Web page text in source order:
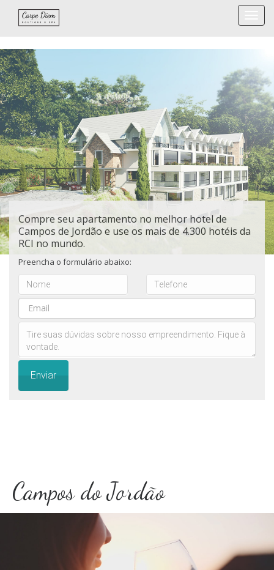
Compre seu apartamento no melhor hotel de
Campos de Jordão e use os mais de 4.300 hotéis da
RCI no mundo.
Preencha o formulário abaixo:
Enviar
Campos do Jordão